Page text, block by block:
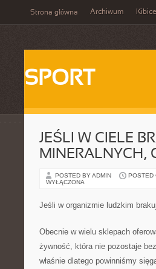
Strona główna Archiwum Kibice
SPORT
JEŚLI W CIELE
MINERALNYCH,
POSTED BY ADMIN POSTED
WYŁĄCZONA
Jeśli w organizmie ludzkim
Obecnie w wielu sklepach
żywność, która nie pozostaje
właśnie dlatego powinniśmy